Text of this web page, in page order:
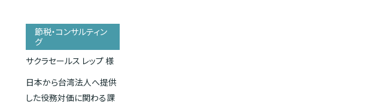
節税・コンサルティン
グ
サクラセールス レップ 様
日本から台湾法人へ提供
した役務対価に関わる課